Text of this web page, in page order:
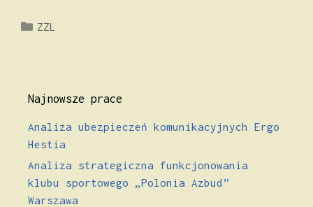
Kategorie
ZZL
Najnowsze prace
Analiza ubezpieczeń komunikacyjnych Ergo
Hestia
Analiza strategiczna funkcjonowania
klubu sportowego „Polonia Azbud”
Warszawa